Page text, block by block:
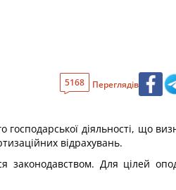
5168 Переглядів
господарської діяльності, що
відрахувань.
законодавством. Для цілей